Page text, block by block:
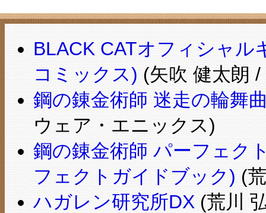
BLACK CATオフィシャル
コミックス) (矢吹 健太朗
鋼の錬金術師 迷走の輪舞
ウェア・エニックス)
鋼の錬金術師 パーフェク
フェクトガイドブック) (
ハガレン研究所DX (荒川